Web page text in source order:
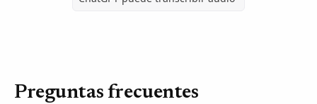
Preguntas frecuentes